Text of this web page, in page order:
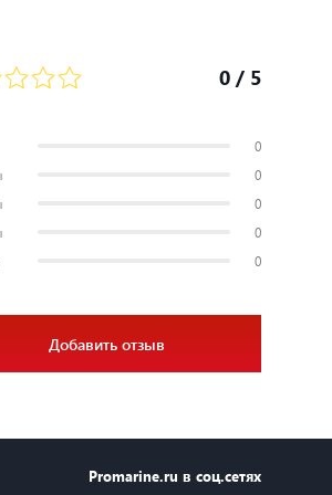
0 / 5
0
0
0
0
0
Добавить отзыв
Promarine.ru в соц.сетях